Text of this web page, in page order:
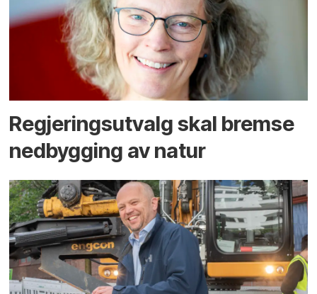
Regjerings­utvalg skal bremse
ned­bygging av natur